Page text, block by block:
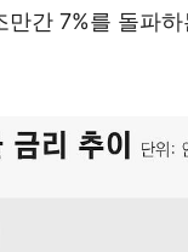
만간 7%를 돌파